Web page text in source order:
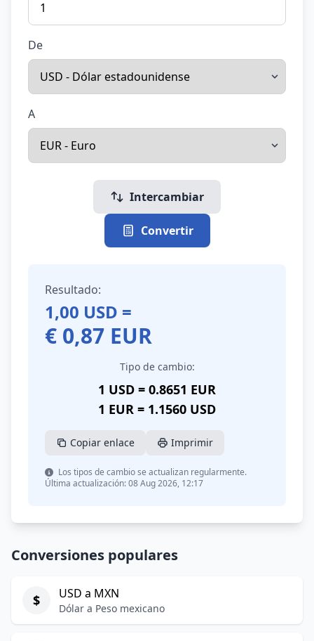
De
A
Intercambiar
Convertir
Resultado:
1,00 USD =
€ 0,87 EUR
Tipo de cambio:
1 USD = 0.8651 EUR
1 EUR = 1.1560 USD
Copiar enlace Imprimir
Los tipos de cambio se actualizan regularmente.
Última actualización: 08 Aug 2026, 12:17
Conversiones populares
$ USD a MXN
Dólar a Peso mexicano